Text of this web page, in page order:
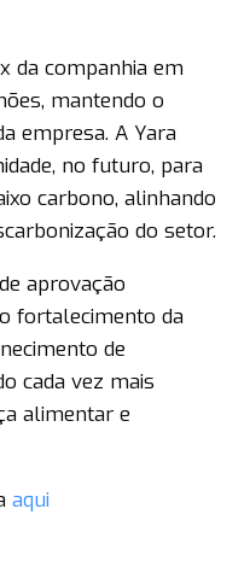
da companhia em
mantendo o
empresa. A Yara
no futuro, para
carbono, alinhando
do setor.
aprovação
fortalecimento da
de
cada vez mais
alimentar e
aqui